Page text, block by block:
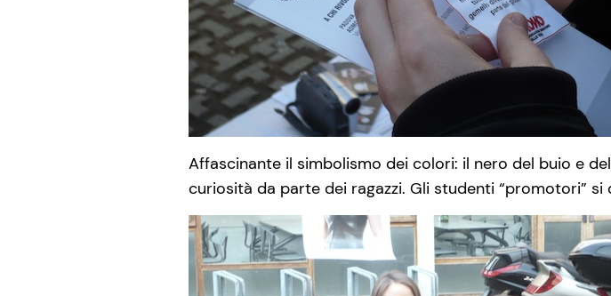
Affascinante il simbolismo dei colori: il nero del buio e
curiosità da parte dei ragazzi. Gli studenti “promotori” si